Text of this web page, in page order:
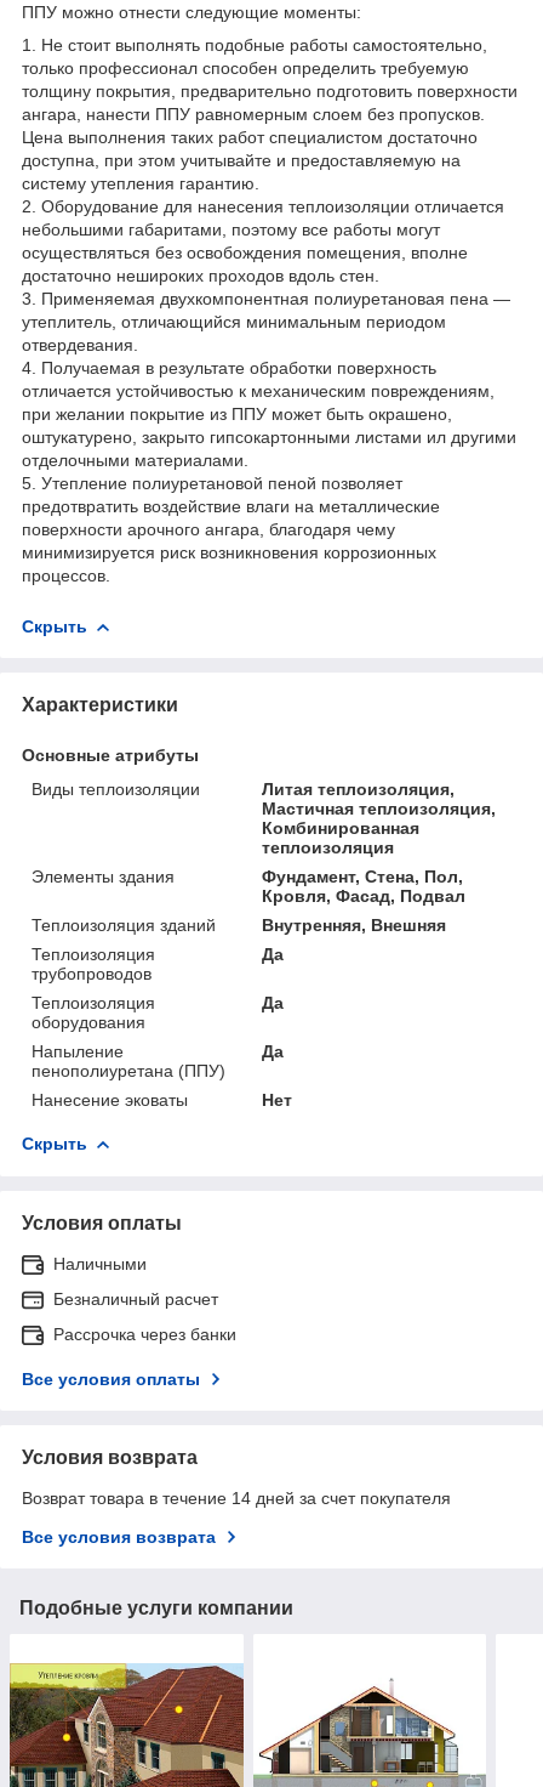
ППУ можно отнести следующие моменты:
1. Не стоит выполнять подобные работы самостоятельно,
только профессионал способен определить требуемую
толщину покрытия, предварительно подготовить поверхности
ангара, нанести ППУ равномерным слоем без пропусков.
Цена выполнения таких работ специалистом достаточно
доступна, при этом учитывайте и предоставляемую на
систему утепления гарантию.
2. Оборудование для нанесения теплоизоляции отличается
небольшими габаритами, поэтому все работы могут
осуществляться без освобождения помещения, вполне
достаточно нешироких проходов вдоль стен.
3. Применяемая двухкомпонентная полиуретановая пена —
утеплитель, отличающийся минимальным периодом
отвердевания.
4. Получаемая в результате обработки поверхность
отличается устойчивостью к механическим повреждениям,
при желании покрытие из ППУ может быть окрашено,
оштукатурено, закрыто гипсокартонными листами ил другими
отделочными материалами.
5. Утепление полиуретановой пеной позволяет
предотвратить воздействие влаги на металлические
поверхности арочного ангара, благодаря чему
минимизируется риск возникновения коррозионных
процессов.
Скрыть
Характеристики
Основные атрибуты
Виды теплоизоляции
Литая теплоизоляция,
Мастичная теплоизоляция,
Комбинированная
теплоизоляция
Элементы здания
Фундамент, Стена, Пол,
Кровля, Фасад, Подвал
Теплоизоляция зданий
Внутренняя, Внешняя
Теплоизоляция
трубопроводов
Да
Теплоизоляция
оборудования
Да
Напыление
пенополиуретана (ППУ)
Да
Нанесение эковаты Нет
Скрыть
Условия оплаты
Наличными
Безналичный расчет
Рассрочка через банки
Все условия оплаты
Условия возврата
Возврат товара в течение 14 дней за счет покупателя
Все условия возврата
Подобные услуги компании